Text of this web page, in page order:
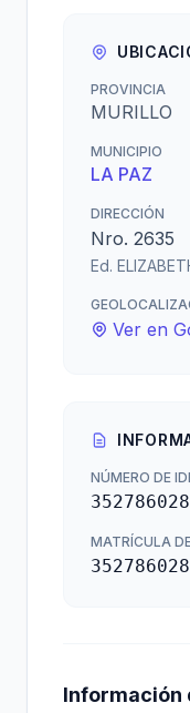
PROVINCIA
MURILLO
MUNICIPIO
LA PAZ
DIRECCIÓN
Nro. 2635
Ed.
Ver en
NÚMERO DE
352786028
MATRÍCULA
352786028
Información